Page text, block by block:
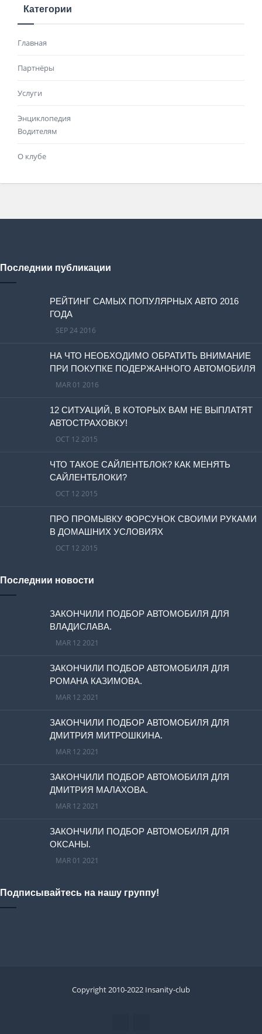
Категории
Главная
Партнёры
Услуги
Энциклопедия
Водителям
О клубе
Последнии публикации
РЕЙТИНГ САМЫХ ПОПУЛЯРНЫХ АВТО 2016
ГОДА
SEP 24 2016
НА ЧТО НЕОБХОДИМО ОБРАТИТЬ ВНИМАНИЕ
ПРИ ПОКУПКЕ ПОДЕРЖАННОГО АВТОМОБИЛЯ
MAR 01 2016
12 СИТУАЦИЙ, В КОТОРЫХ ВАМ НЕ ВЫПЛАТЯТ
АВТОСТРАХОВКУ!
OCT 12 2015
ЧТО ТАКОЕ САЙЛЕНТБЛОК? КАК МЕНЯТЬ
САЙЛЕНТБЛОКИ?
OCT 12 2015
ПРО ПРОМЫВКУ ФОРСУНОК СВОИМИ РУКАМИ
В ДОМАШНИХ УСЛОВИЯХ
OCT 12 2015
Последнии новости
ЗАКОНЧИЛИ ПОДБОР АВТОМОБИЛЯ ДЛЯ
ВЛАДИСЛАВА.
MAR 12 2021
ЗАКОНЧИЛИ ПОДБОР АВТОМОБИЛЯ ДЛЯ
РОМАНА КАЗИМОВА.
MAR 12 2021
ЗАКОНЧИЛИ ПОДБОР АВТОМОБИЛЯ ДЛЯ
ДМИТРИЯ МИТРОШКИНА.
MAR 12 2021
ЗАКОНЧИЛИ ПОДБОР АВТОМОБИЛЯ ДЛЯ
ДМИТРИЯ МАЛАХОВА.
MAR 12 2021
ЗАКОНЧИЛИ ПОДБОР АВТОМОБИЛЯ ДЛЯ
ОКСАНЫ.
MAR 01 2021
Подписывайтесь на нашу группу!
Copyright 2010-2022 Insanity-club